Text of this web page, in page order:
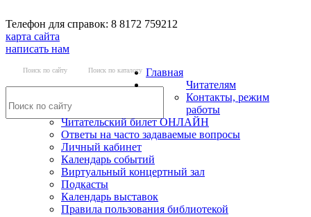
Телефон для справок: 8 8172 759212
карта сайта
написать нам
Поиск по сайту Поиск по каталогу Главная
Читателям
Контакты, режим
работы
Читательский билет ОНЛАЙН
Ответы на часто задаваемые вопросы
Личный кабинет
Календарь событий
Виртуальный концертный зал
Подкасты
Календарь выставок
Правила пользования библиотекой